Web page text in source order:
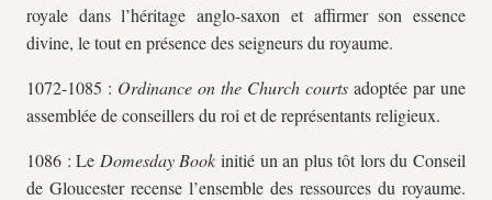
royale dans l’héritage anglo-saxon et affirmer son essence
divine, le tout en présence des seigneurs du royaume.
1072-1085 : Ordinance on the Church courts adoptée par une
assemblée de conseillers du roi et de représentants religieux.
1086 : Le Domesday Book initié un an plus tôt lors du Conseil
de Gloucester recense l’ensemble des ressources du royaume.